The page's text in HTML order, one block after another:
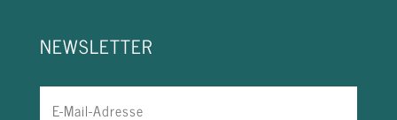
NEWSLETTER